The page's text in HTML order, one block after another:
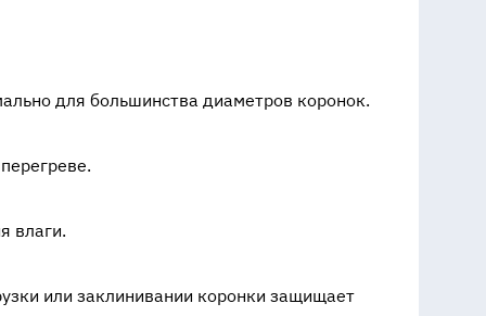
для большинства диаметров коронок.
влаги.
или заклинивании коронки защищает